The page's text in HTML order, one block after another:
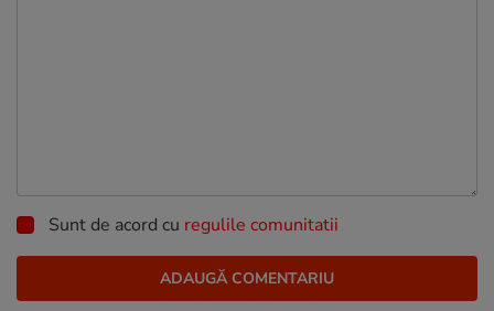
Sunt de acord cu regulile comunitatii